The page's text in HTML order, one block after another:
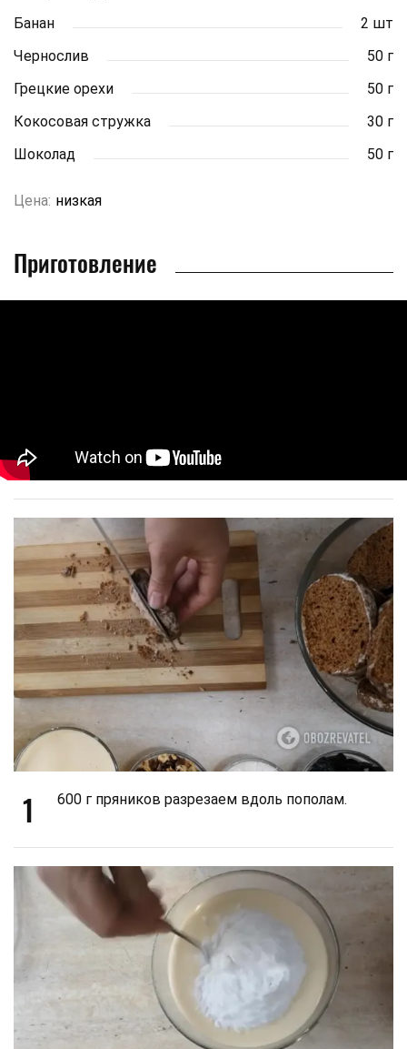
Банан
2 шт
Чернослив
50 г
Грецкие орехи
50 г
Кокосовая стружка
30 г
Шоколад
50 г
Цена: низкая
Приготовление
1 600 г пряников разрезаем вдоль пополам.